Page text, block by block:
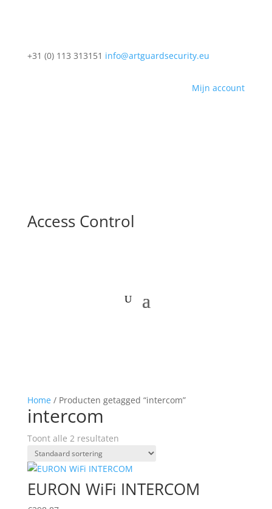
+31 (0) 113 313151 info@artguardsecurity.eu
Mijn account
Access Control
Home/ Producten getagged “intercom”
intercom
Toont alle 2 resultaten
EURON WiFi INTERCOM